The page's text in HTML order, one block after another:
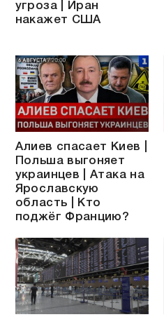
угроза | Иран
накажет США
Алиев спасает Киев |
Польша выгоняет
украинцев | Атака на
Ярославскую
область | Кто
поджёг Францию?